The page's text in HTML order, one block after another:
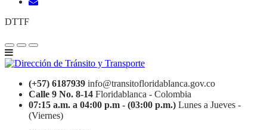
DTTF
(+57) 6187939 info@transitofloridablanca.gov.co
Calle 9 No. 8-14 Floridablanca - Colombia
07:15 a.m. a 04:00 p.m - (03:00 p.m.) Lunes a Jueves -
(Viernes)